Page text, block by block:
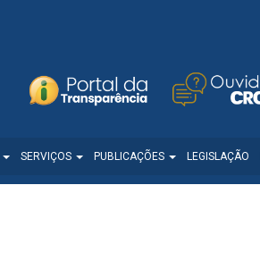
SERVIÇOS PUBLICAÇÕES LEGISLAÇÃO